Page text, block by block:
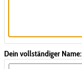
Dein vollständiger Name: